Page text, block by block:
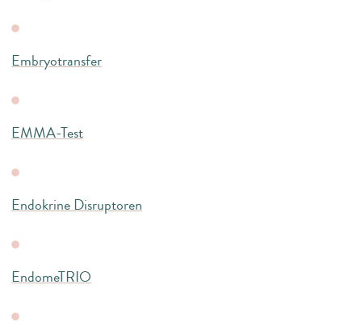
Embryotransfer
EMMA-Test
Endokrine Disruptoren
EndomeTRIO